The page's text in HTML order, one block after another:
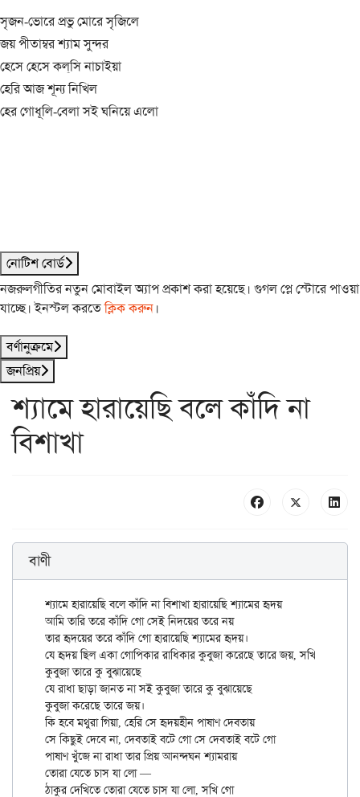
সৃজন-ভোরে প্রভু মোরে সৃজিলে
জয় পীতাম্বর শ্যাম সুন্দর
হেসে হেসে কল্‌সি নাচাইয়া
হেরি আজ শূন্য নিখিল
হের গোধূলি-বেলা সই ঘনিয়ে এলো
নোটিশ বোর্ড
নজরুলগীতির নতুন মোবাইল অ্যাপ প্রকাশ করা হয়েছে। গুগল প্লে স্টোরে পাওয়া
যাচ্ছে। ইনস্টল করতেক্লিক করুন।
বর্ণানুক্রমে
জনপ্রিয়
শ্যামে হারায়েছি বলে কাঁদি না
বিশাখা
বাণী
শ্যামে হারায়েছি বলে কাঁদি না বিশাখা হারায়েছি শ্যামের হৃদয়
আমি তারি তরে কাঁদি গো সেই নিদয়ের তরে নয়
তার হৃদয়ের তরে কাঁদি গো হারায়েছি শ্যামের হৃদয়।
যে হৃদয় ছিল একা গোপিকার রাধিকার কুবুজা করেছে তারে জয়, সখি গো
কুবুজা তারে কু বুঝায়েছে
যে রাধা ছাড়া জানত না সই কুবুজা তারে কু বুঝায়েছে
কুবুজা করেছে তারে জয়।
কি হবে মথুরা গিয়া, হেরি সে হৃদয়হীন পাষাণ দেবতায়
সে কিছুই দেবে না, দেবতাই বটে গো সে দেবতাই বটে গো
পাষাণ খুঁজে না রাধা তার প্রিয় আনন্দঘন শ্যামরায়
তোরা যেতে চাস যা লো —
ঠাকুর দেখিতে তোরা যেতে চাস যা লো, সখি গো